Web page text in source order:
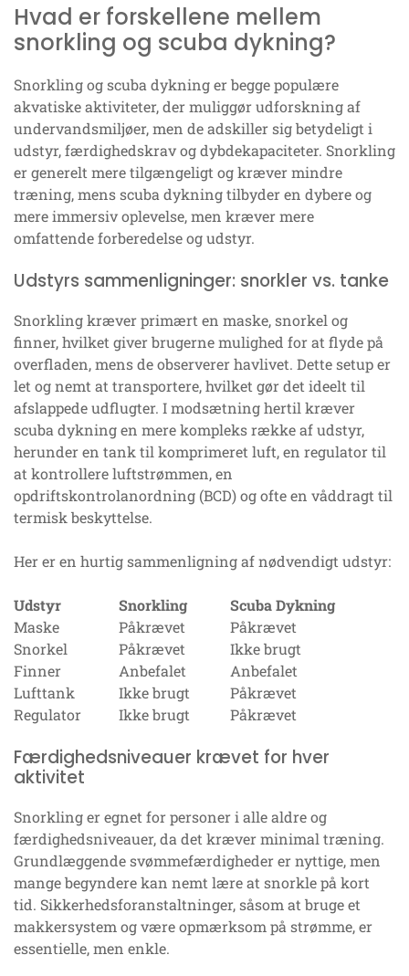
Hvad er forskellene mellem
snorkling og scuba dykning?
Snorkling og scuba dykning er begge populære
akvatiske aktiviteter, der muliggør udforskning af
undervandsmiljøer, men de adskiller sig betydeligt i
udstyr, færdighedskrav og dybdekapaciteter. Snorkling
er generelt mere tilgængeligt og kræver mindre
træning, mens scuba dykning tilbyder en dybere og
mere immersiv oplevelse, men kræver mere
omfattende forberedelse og udstyr.
Udstyrs sammenligninger: snorkler vs. tanke
Snorkling kræver primært en maske, snorkel og
finner, hvilket giver brugerne mulighed for at flyde på
overfladen, mens de observerer havlivet. Dette setup er
let og nemt at transportere, hvilket gør det ideelt til
afslappede udflugter. I modsætning hertil kræver
scuba dykning en mere kompleks række af udstyr,
herunder en tank til komprimeret luft, en regulator til
at kontrollere luftstrømmen, en
opdriftskontrolanordning (BCD) og ofte en våddragt til
termisk beskyttelse.
Her er en hurtig sammenligning af nødvendigt udstyr:
Udstyr Snorkling
Scuba Dykning
Maske
Påkrævet
Påkrævet
Snorkel
Påkrævet
Ikke brugt
Finner
Anbefalet
Anbefalet
Lufttank
Ikke brugt
Påkrævet
Regulator
Ikke brugt Påkrævet
Færdighedsniveauer krævet for hver
aktivitet
Snorkling er egnet for personer i alle aldre og
færdighedsniveauer, da det kræver minimal træning.
Grundlæggende svømmefærdigheder er nyttige, men
mange begyndere kan nemt lære at snorkle på kort
tid. Sikkerhedsforanstaltninger, såsom at bruge et
makkersystem og være opmærksom på strømme, er
essentielle, men enkle.